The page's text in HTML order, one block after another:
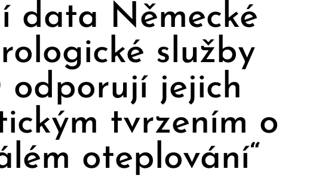
data Německé
služby
odporují jejich
tvrzením o
oteplování“